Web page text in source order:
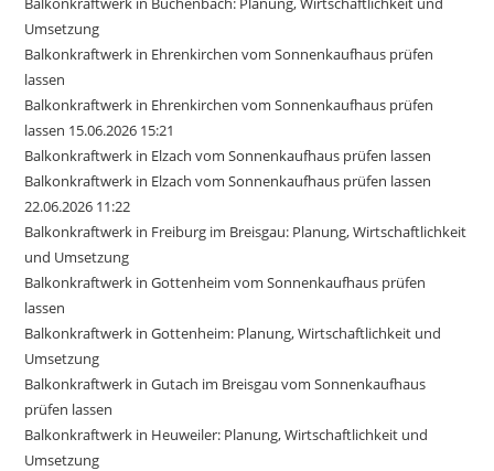
Umsetzung
Balkonkraftwerk in Ehrenkirchen vom Sonnenkaufhaus prüfen
lassen
Balkonkraftwerk in Ehrenkirchen vom Sonnenkaufhaus prüfen
lassen 15.06.2026 15:21
Balkonkraftwerk in Elzach vom Sonnenkaufhaus prüfen lassen
Balkonkraftwerk in Elzach vom Sonnenkaufhaus prüfen lassen
22.06.2026 11:22
Balkonkraftwerk in Freiburg im Breisgau: Planung, Wirtschaftlichkeit
und Umsetzung
Balkonkraftwerk in Gottenheim vom Sonnenkaufhaus prüfen
lassen
Balkonkraftwerk in Gottenheim: Planung, Wirtschaftlichkeit und
Umsetzung
Balkonkraftwerk in Gutach im Breisgau vom Sonnenkaufhaus
prüfen lassen
Balkonkraftwerk in Heuweiler: Planung, Wirtschaftlichkeit und
Umsetzung